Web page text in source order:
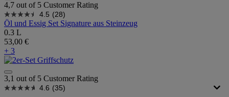
4,7 out of 5 Customer Rating
4.5 (28)
Öl und Essig Set Signature aus Steinzeug
0.3 L
53,00 €
+ 3
3,1 out of 5 Customer Rating
4.6 (35)